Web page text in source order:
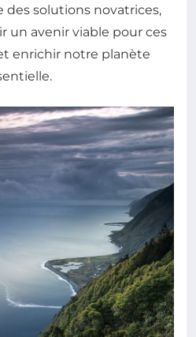
solutions novatrices,
un avenir viable pour ces
enrichir notre planète